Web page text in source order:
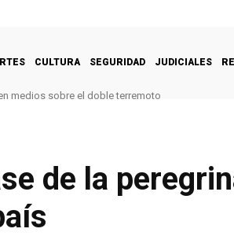
CULTURA SEGURIDAD JUDICIALES
medios sobre el doble terremoto
en campamento transitorio en Catia La Mar
de la